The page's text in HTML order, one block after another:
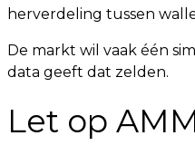
herverdeling tussen
De markt wil vaak één
data geeft dat zelden.
Let op